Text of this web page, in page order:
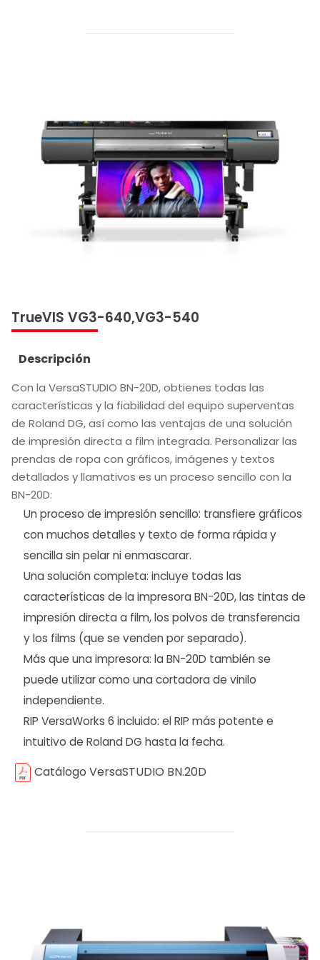
TrueVIS VG3-640,VG3-540
Descripción
Con la VersaSTUDIO BN-20D, obtienes todas las
características y la fiabilidad del equipo superventas
de Roland DG, así como las ventajas de una solución
de impresión directa a film integrada. Personalizar las
prendas de ropa con gráficos, imágenes y textos
detallados y llamativos es un proceso sencillo con la
BN-20D:
Un proceso de impresión sencillo: transfiere gráficos
con muchos detalles y texto de forma rápida y
sencilla sin pelar ni enmascarar.
Una solución completa: incluye todas las
características de la impresora BN-20D, las tintas de
impresión directa a film, los polvos de transferencia
y los films (que se venden por separado).
Más que una impresora: la BN-20D también se
puede utilizar como una cortadora de vinilo
independiente.
RIP VersaWorks 6 incluido: el RIP más potente e
intuitivo de Roland DG hasta la fecha.
Catálogo VersaSTUDIO BN.20D